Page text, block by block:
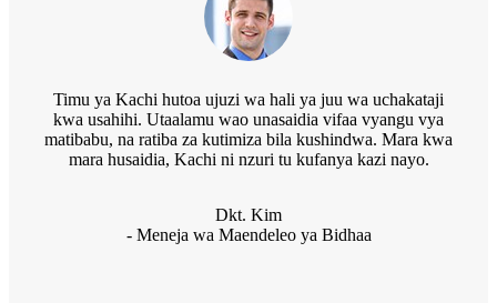
Timu ya Kachi hutoa ujuzi wa hali ya juu wa uchakataji
kwa usahihi. Utaalamu wao unasaidia vifaa vyangu vya
matibabu, na ratiba za kutimiza bila kushindwa. Mara kwa
mara husaidia, Kachi ni nzuri tu kufanya kazi nayo.
Dkt. Kim
- Meneja wa Maendeleo ya Bidhaa